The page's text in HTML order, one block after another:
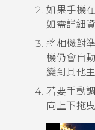
支援服務
如果手機
如需詳細
將相機對
機仍會自
變到其他
若要手動
向上下拖